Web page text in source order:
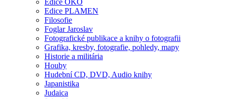
Edice PLAMEN
Filosofie
Foglar Jaroslav
Fotografické publikace a knihy o fotografii
Grafika, kresby, fotografie, pohledy, mapy
Historie a militária
Houby
Hudební CD, DVD, Audio knihy
Japanistika
Judaica